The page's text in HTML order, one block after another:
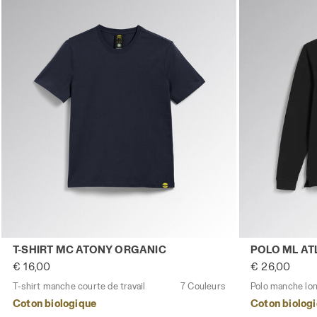
T-shirt manche courte de travail T-SHIRT MC ATONY
T-SHIRT MC ATONY ORGANIC
€ 16,00
T-shirt manche courte de travail 7 Couleurs
Coton biologique
Polo manche
POLO ML
€ 26,00
Polo manche
Coton